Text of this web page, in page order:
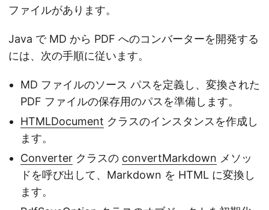
ファイルがあります。
Java で MD から PDF へのコンバーターを開発する
には、次の手順に従います。
MD ファイルのソース パスを定義し、変換された
PDF ファイルの保存用のパスを準備します。
HTMLDocument クラスのインスタンスを作成し
ます。
Converter クラスの convertMarkdown メソッ
ドを呼び出して、Markdown を HTML に変換し
ます。